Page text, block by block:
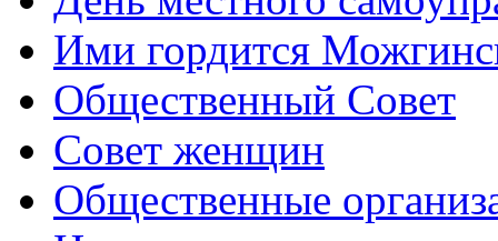
Ими гордится
Общественный Совет
Совет женщин
Общественные